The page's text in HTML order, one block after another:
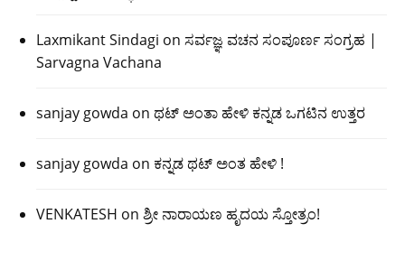
Laxmikant Sindagi on ಸರ್ವಜ್ಞ ವಚನ ಸಂಪೂರ್ಣ ಸಂಗ್ರಹ |
Sarvagna Vachana
sanjay gowda on ಥಟ್ ಅಂತಾ ಹೇಳಿ ಕನ್ನಡ ಒಗಟಿನ ಉತ್ತರ
sanjay gowda on ಕನ್ನಡ ಥಟ್ ಅಂತ ಹೇಳಿ !
VENKATESH on ಶ್ರೀ ನಾರಾಯಣ ಹೃದಯ ಸ್ತೋತ್ರಂ!